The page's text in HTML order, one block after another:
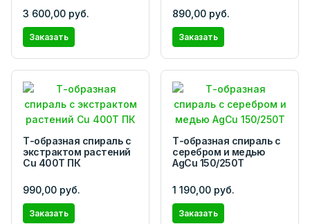
3 600,00 руб.
Заказать
890,00 руб.
Заказать
Т-образная спираль с
экстрактом растений
Cu 400T ПК
990,00 руб.
Заказать
Т-образная спираль с
серебром и медью
AgCu 150/250Т
1 190,00 руб.
Заказать